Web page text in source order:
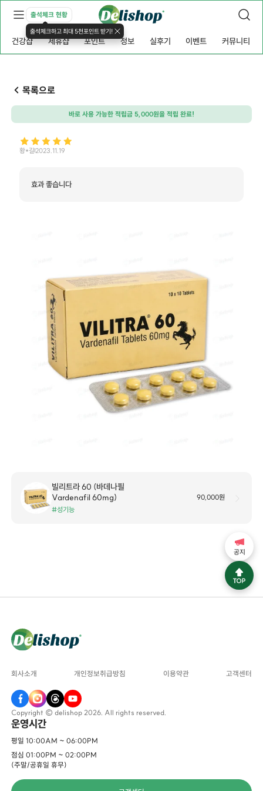
출석체크 현황
출석체크하고 최대 5천포인트 받기!
건강샵 제휴샵 포인트 정보 실후기 이벤트 커뮤니티
목록으로
바로 사용 가능한 적립금 5,000원을 적립 완료!
황*길2023.11.19
효과 좋습니다
빌리트라 60 (바데나필
Vardenafil 60mg)
#성기능
90,000원
회사소개 개인정보취급방침 이용약관 고객센터
Copyright © delishop 2026. All rights reserved.
운영시간
평일 10:00AM ~ 06:00PM
점심 01:00PM ~ 02:00PM
(주말/공휴일 휴무)
공지